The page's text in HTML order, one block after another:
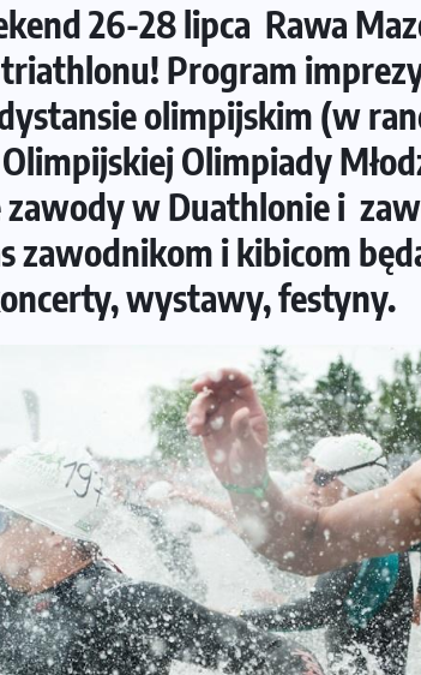
26-28 lipca Rawa
Program
olimpijskim (w
Olimpiady
zawody w Duathlonie i
zawodnikom i kibicom
wystawy, festyny.